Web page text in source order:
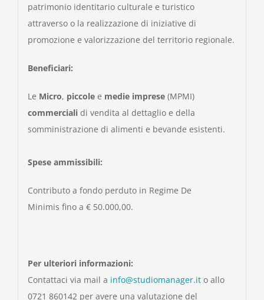
patrimonio identitario culturale e turistico
attraverso o la realizzazione di iniziative di
promozione e valorizzazione del territorio regionale.
Beneficiari:
Le Micro, piccolee medie imprese(MPMI)
commercialidi vendita al dettaglio e della
somministrazione di alimenti e bevande esistenti.
Spese ammissibili:
Contributo a fondo perduto in Regime De
Minimis fino a € 50.000,00.
Per ulteriori informazioni:
Contattaci via mail a info@studiomanager.it o allo
0721 860142 per avere una valutazione del